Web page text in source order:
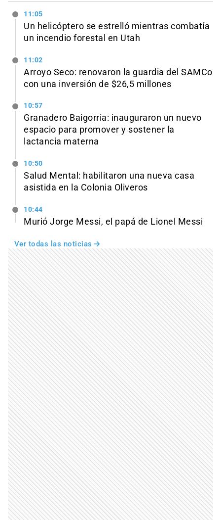
11:05
Un helicóptero se estrelló mientras combatía
un incendio forestal en Utah
11:02
Arroyo Seco: renovaron la guardia del SAMCo
con una inversión de $26,5 millones
10:57
Granadero Baigorria: inauguraron un nuevo
espacio para promover y sostener la
lactancia materna
10:50
Salud Mental: habilitaron una nueva casa
asistida en la Colonia Oliveros
10:44
Murió Jorge Messi, el papá de Lionel Messi
Ver todas las noticias